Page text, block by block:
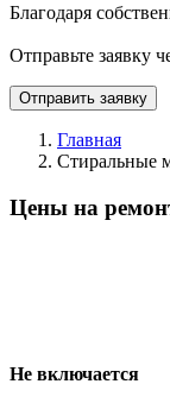
Благодаря
Отправьте заявку
Отправить заявку
Главная
Стиральные
Цены на
Не включается